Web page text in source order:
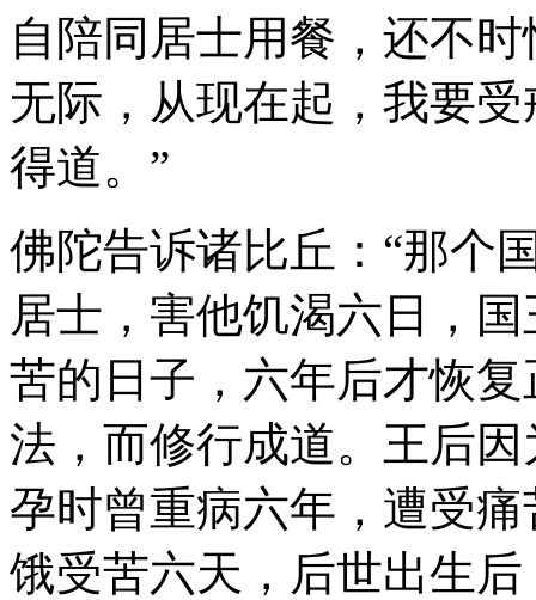
自陪同居士用餐，还不
无际，从现在起，我要
得道。”
佛陀告诉诸比丘：“那个
居士，害他饥渴六日，
苦的日子，六年后才恢
法，而修行成道。王后
孕时曾重病六年，遭受
饿受苦六天，后世出生